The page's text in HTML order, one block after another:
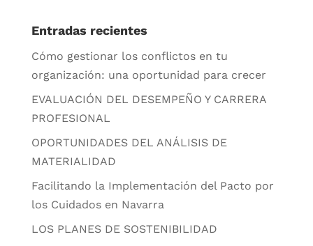
Entradas recientes
Cómo gestionar los conflictos en tu
organización: una oportunidad para crecer
EVALUACIÓN DEL DESEMPEÑO Y CARRERA
PROFESIONAL
OPORTUNIDADES DEL ANÁLISIS DE
MATERIALIDAD
Facilitando la Implementación del Pacto por
los Cuidados en Navarra
LOS PLANES DE SOSTENIBILIDAD